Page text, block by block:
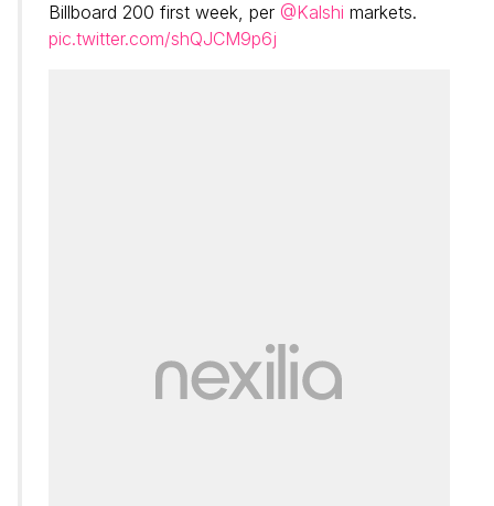
Billboard 200 first week, per @Kalshi markets.
pic.twitter.com/shQJCM9p6j